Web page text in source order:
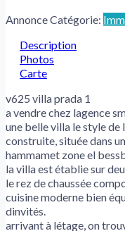
Annonce Catégorie:
Description
Photos
Carte
v625 villa prada 1
a vendre chez lagence
une belle villa le style
construite, située dans
hammamet zone el
la villa est établie sur
le rez de chaussée
cuisine moderne bien
dinvités.
arrivant à létage, on